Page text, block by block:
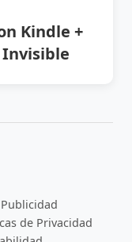
Kindle +
Publicidad
de Privacidad